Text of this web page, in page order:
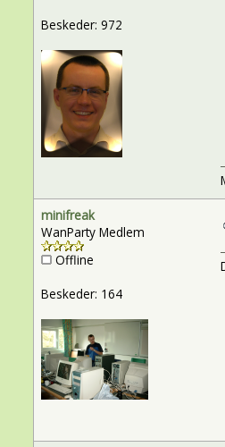
Beskeder: 972
minifreak
WanParty Medlem
Offline
Beskeder: 164